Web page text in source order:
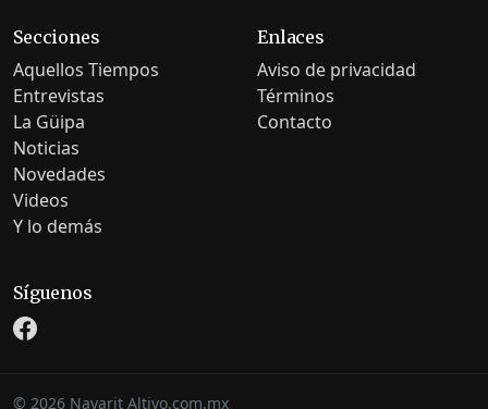
Secciones
Aquellos Tiempos
Entrevistas
La Güipa
Noticias
Novedades
Videos
Y lo demás
Enlaces
Aviso de privacidad
Términos
Contacto
Síguenos
© 2026 Nayarit Altivo.com.mx